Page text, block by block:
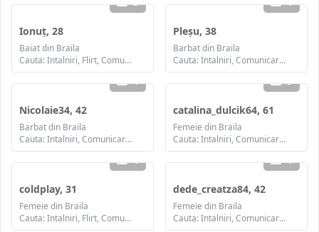
Ionuț, 28
Baiat din Braila
Cauta: Intalniri, Flirt, Comunicare / chat, Prietenie, Casatorie
Pleșu, 38
Barbat din Braila
Cauta: Intalniri, Comunicare / chat, Prietenie, Casatorie
1
Nicolaie34, 42
Barbat din Braila
Cauta: Intalniri, Comunicare / chat, Prietenie, Casatorie
3
catalina_dulcik64, 61
Femeie din Braila
Cauta: Intalniri, Comunicare / chat, Prietenie
1
coldplay, 31
Femeie din Braila
Cauta: Intalniri, Flirt, Comunicare / chat, Prietenie, Casatorie
1
dede_creatza84, 42
Femeie din Braila
Cauta: Intalniri, Comunicare / chat, Prietenie, Casatorie